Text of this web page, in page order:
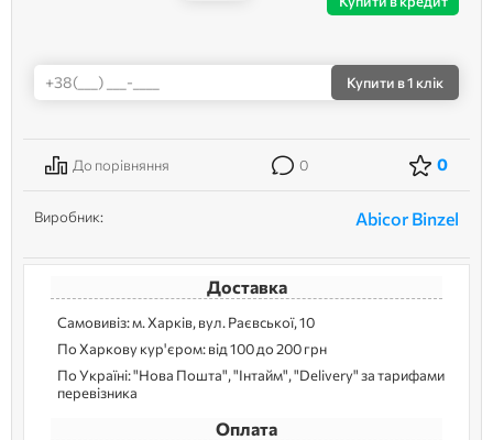
Купити в 1 клік
До порівняння 0 0
Виробник: Abicor Binzel
Доставка
Самовивіз: м. Харків, вул. Раєвської, 10
По Харкову кур'єром: від 100 до 200 грн
По Україні: "Нова Пошта", "Інтайм", "Delivery" за тарифами
перевізника
Оплата